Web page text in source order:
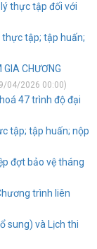
thực tập đối với
thực tập; tập huấn;
GIA CHƯƠNG
04/2026 00:00)
47 trình độ đại
tập; tập huấn; nộp
đợt bảo vệ tháng
trình liên
sung) và Lịch thi